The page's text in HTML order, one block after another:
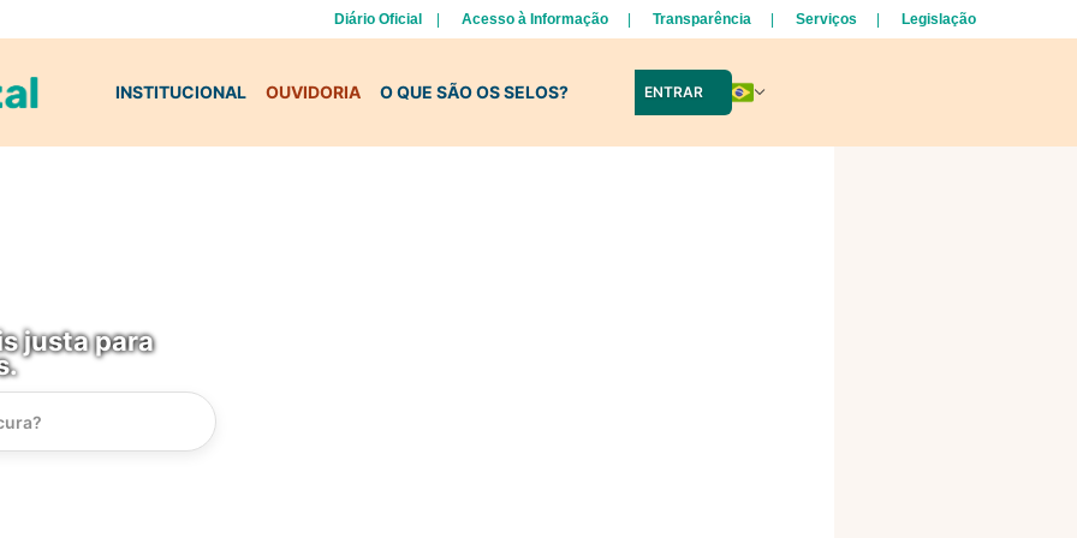
Diário Oficial Acesso à Informação Transparência Serviços Legislação
INSTITUCIONAL OUVIDORIA O QUE SÃO OS SELOS? ENTRAR
justa para